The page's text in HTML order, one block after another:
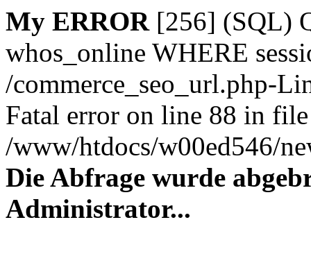
My ERROR[256] (SQL)
whos_online WHERE
/commerce_seo_url.php-
Fatal error on line 88 in file
/www/htdocs/w00ed546/
Die Abfrage wurde
Administrator...